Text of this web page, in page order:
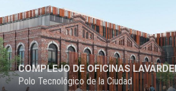
COMPLEJO DE OFICINAS
Polo Tecnológico de la Ciudad